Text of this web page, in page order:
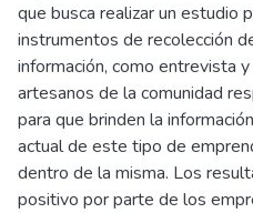
que busca realizar un estudio
instrumentos de recolección
información, como entrevista
artesanos de la comunidad
para que brinden la
actual de este tipo de
dentro de la misma. Los
positivo por parte de los